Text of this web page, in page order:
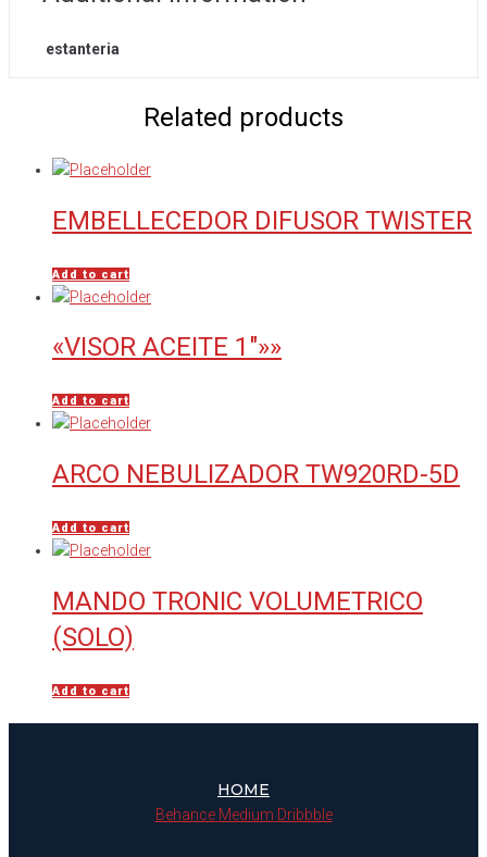
estanteria
Related products
EMBELLECEDOR DIFUSOR TWISTER
Add to cart
«VISOR ACEITE 1″»»
Add to cart
ARCO NEBULIZADOR TW920RD-5D
Add to cart
MANDO TRONIC VOLUMETRICO
(SOLO)
Add to cart
HOME
Behance Medium Dribbble